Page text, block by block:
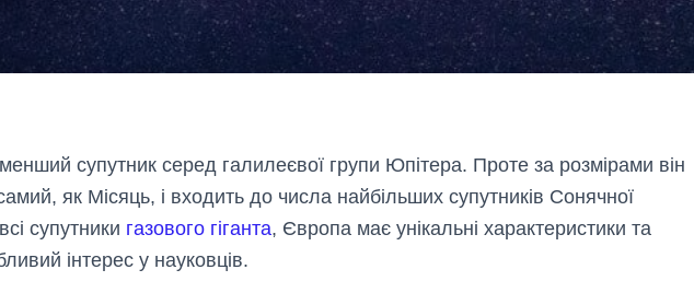
супутник серед галилеєвої групи Юпітера. Проте за розмірами він
як Місяць, і входить до числа найбільших супутників Сонячної
супутники газового гіганта, Європа має унікальні характеристики та
інтерес у науковців.